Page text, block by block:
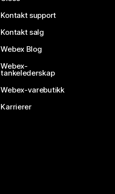
Kontakt support
Kontakt salg
Webex Blog
Webex-
tankelederskap
Webex-varebutikk
Karrierer